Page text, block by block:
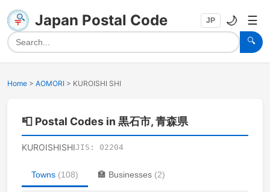
Japan Postal Code
🔍
JP 🌙 ☰
Home > AOMORI > KUROISHI SHI
📮 Postal Codes in 黒石市, 青森県
KUROISHISHIJIS: 02204
Towns (108) 🏣 Businesses (2)